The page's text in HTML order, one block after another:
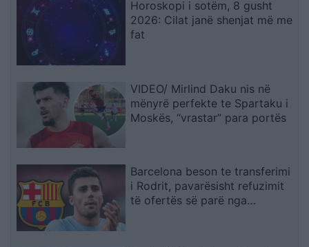
Horoskopi i sotëm, 8 gusht
2026: Cilat janë shenjat më me
fat
VIDEO/ Mirlind Daku nis në
mënyrë perfekte te Spartaku i
Moskës, “vrastar” para portës
Barcelona beson te transferimi
i Rodrit, pavarësisht refuzimit
të ofertës së parë nga